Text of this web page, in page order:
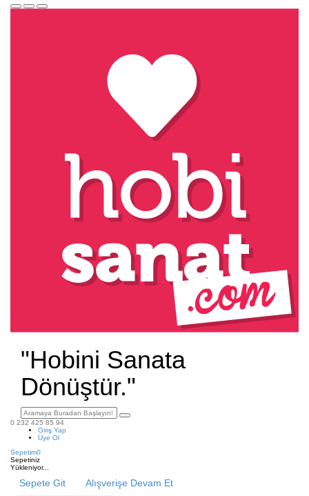
"Hobini Sanata
Dönüştür."
0 232 425 85 94
Giriş Yap
Üye Ol
Sepetim0
Sepetiniz
Yükleniyor...
Sepete Git Alışverişe Devam Et